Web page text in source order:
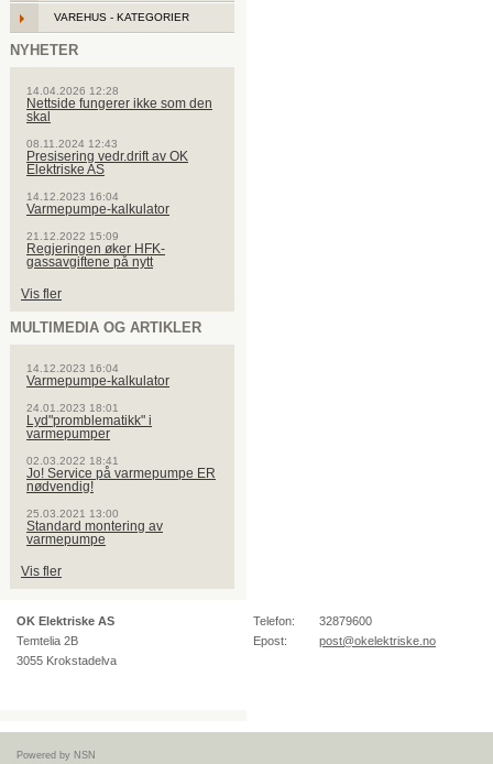
VAREHUS - KATEGORIER
NYHETER
14.04.2026 12:28
Nettside fungerer ikke som den
skal
08.11.2024 12:43
Presisering vedr.drift av OK
Elektriske AS
14.12.2023 16:04
Varmepumpe-kalkulator
21.12.2022 15:09
Regjeringen øker HFK-
gassavgiftene på nytt
Vis fler
MULTIMEDIA OG ARTIKLER
14.12.2023 16:04
Varmepumpe-kalkulator
24.01.2023 18:01
Lyd"promblematikk" i
varmepumper
02.03.2022 18:41
Jo! Service på varmepumpe ER
nødvendig!
25.03.2021 13:00
Standard montering av
varmepumpe
Vis fler
OK Elektriske AS
Temtelia 2B
3055 Krokstadelva
Telefon:
32879600
Epost:
post@okelektriske.no
Powered by NSN